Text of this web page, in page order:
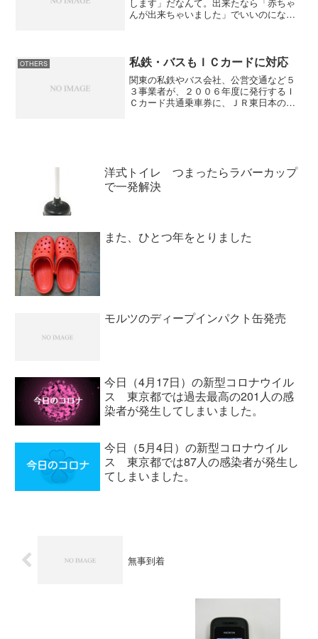
んが出来ちゃいました」でいいのになん
ですよ）いま、会いにゆきま...
OTHERS 私鉄・バスもＩＣカードに対応
関東の私鉄やバス会社、公営交通など５
３事業者が、２００６年度に発行するＩ
Ｃカード共通乗車券に、ＪＲ東日本の電
洋式トイレ つまったらラバーカップ
で一発解決
また、ひとつ年をとりました
モルツのディープインパクト缶発売
今日（4月17日）の新型コロナウイル
ス 東京都では過去最高の201人の感
染者が発生してしまいました。
今日（5月4日）の新型コロナウイル
ス 東京都では87人の感染者が発生し
てしまいました。
無事到着